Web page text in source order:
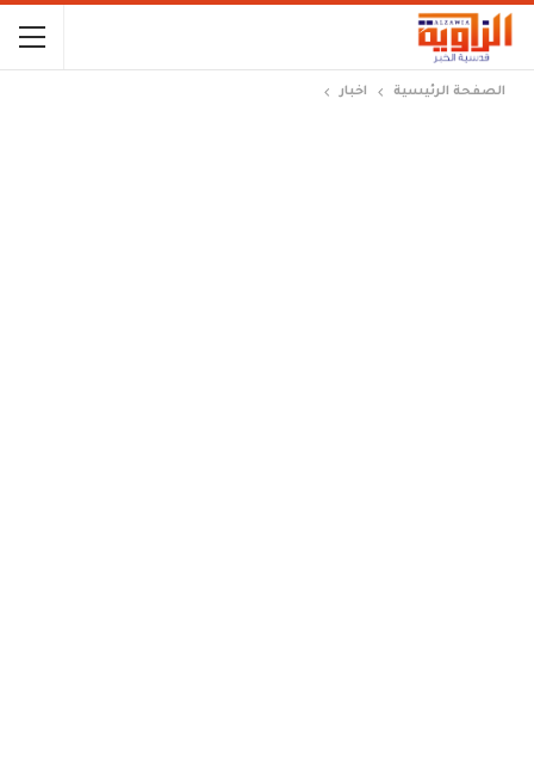
الصفحة الرئيسية اخبار